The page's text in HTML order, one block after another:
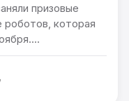
призовые
которая